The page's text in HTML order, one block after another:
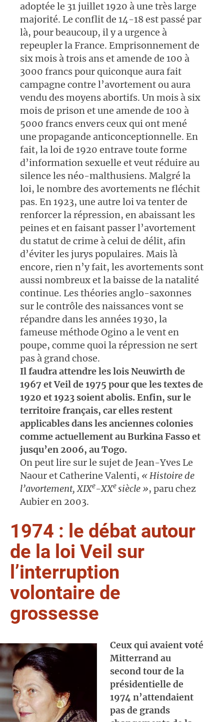
adoptée le 31 juillet 1920 à une très large
majorité. Le conflit de 14-18 est passé par
là, pour beaucoup, il y a urgence à
repeupler la France. Emprisonnement de
six mois à trois ans et amende de 100 à
3000 francs pour quiconque aura fait
campagne contre l’avortement ou aura
vendu des moyens abortifs. Un mois à six
mois de prison et une amende de 100 à
5000 francs envers ceux qui ont mené
une propagande anticonceptionnelle. En
fait, la loi de 1920 entrave toute forme
d’information sexuelle et veut réduire au
silence les néo-malthusiens. Malgré la
loi, le nombre des avortements ne fléchit
pas. En 1923, une autre loi va tenter de
renforcer la répression, en abaissant les
peines et en faisant passer l’avortement
du statut de crime à celui de délit, afin
d’éviter les jurys populaires. Mais là
encore, rien n’y fait, les avortements sont
aussi nombreux et la baisse de la natalité
continue. Les théories anglo-saxonnes
sur le contrôle des naissances vont se
répandre dans les années 1930, la
fameuse méthode Ogino a le vent en
poupe, comme quoi la répression ne sert
pas à grand chose.
Il faudra attendre les lois Neuwirth de
1967 et Veil de 1975 pour que les textes de
1920 et 1923 soient abolis. Enfin, sur le
territoire français, car elles restent
applicables dans les anciennes colonies
comme actuellement au Burkina Fasso et
jusqu’en 2006, au Togo.
On peut lire sur le sujet de Jean-Yves Le
Naour et Catherine Valenti, «Histoire de
l’avortement, XIXe-XXesiècle », paru chez
Aubier en 2003.
1974 : le débat autour
de la loi Veil sur
l’interruption
volontaire de
grossesse
Ceux qui avaient voté
Mitterrand au
second tour de la
présidentielle de
1974 n’attendaient
pas de grands